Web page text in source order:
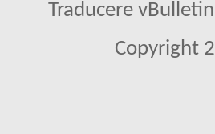
Traducere
Copyright